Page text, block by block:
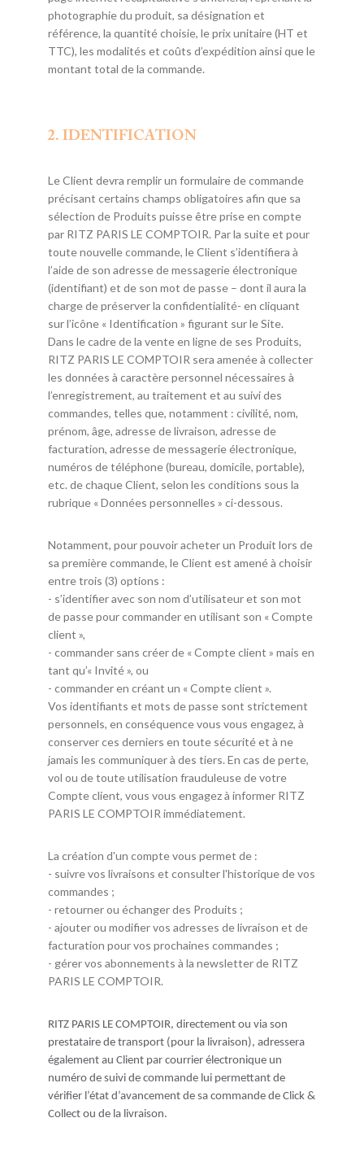
photographie du produit, sa désignation et
référence, la quantité choisie, le prix unitaire (HT et
TTC), les modalités et coûts d’expédition ainsi que le
montant total de la commande.
2. IDENTIFICATION
Le Client devra remplir un formulaire de commande
précisant certains champs obligatoires afin que sa
sélection de Produits puisse être prise en compte
par RITZ PARIS LE COMPTOIR. Par la suite et pour
toute nouvelle commande, le Client s’identifiera à
l’aide de son adresse de messagerie électronique
(identifiant) et de son mot de passe – dont il aura la
charge de préserver la confidentialité- en cliquant
sur l’icône « Identification » figurant sur le Site.
Dans le cadre de la vente en ligne de ses Produits,
RITZ PARIS LE COMPTOIR sera amenée à collecter
les données à caractère personnel nécessaires à
l’enregistrement, au traitement et au suivi des
commandes, telles que, notamment : civilité, nom,
prénom, âge, adresse de livraison, adresse de
facturation, adresse de messagerie électronique,
numéros de téléphone (bureau, domicile, portable),
etc. de chaque Client, selon les conditions sous la
rubrique « Données personnelles » ci-dessous.
Notamment, pour pouvoir acheter un Produit lors de
sa première commande, le Client est amené à choisir
entre trois (3) options :
- s’identifier avec son nom d’utilisateur et son mot
de passe pour commander en utilisant son « Compte
client »,
- commander sans créer de « Compte client » mais en
tant qu’« Invité », ou
- commander en créant un « Compte client ».
Vos identifiants et mots de passe sont strictement
personnels, en conséquence vous vous engagez, à
conserver ces derniers en toute sécurité et à ne
jamais les communiquer à des tiers. En cas de perte,
vol ou de toute utilisation frauduleuse de votre
Compte client, vous vous engagez à informer RITZ
PARIS LE COMPTOIR immédiatement.
La création d'un compte vous permet de :
- suivre vos livraisons et consulter l'historique de vos
commandes ;
- retourner ou échanger des Produits ;
- ajouter ou modifier vos adresses de livraison et de
facturation pour vos prochaines commandes ;
- gérer vos abonnements à la newsletter de RITZ
PARIS LE COMPTOIR.
RITZ PARIS LE COMPTOIR, directement ou via son
prestataire de transport (pour la livraison), adressera
également au Client par courrier électronique un
numéro de suivi de commande lui permettant de
vérifier l’état d’avancement de sa commande de Click &
Collect ou de la livraison.